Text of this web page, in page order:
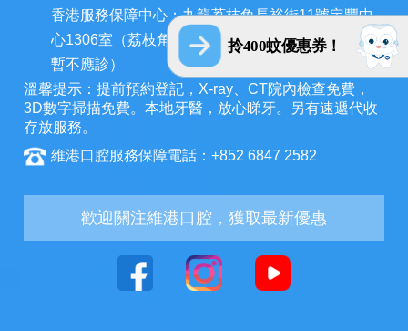
拎400蚊優惠券！
香港服務保障中心：九龍荔枝角長裕街11號定豐中
心1306室（荔枝角地鐵站A出口3分鐘，香港辦公室
暫不應診）
溫馨提示：提前預約登記，X-ray、CT院內檢查免費，
3D數字掃描免費。本地牙醫，放心睇牙。另有速遞代收
存放服務。
維港口腔服務保障電話：+852 6847 2582
歡迎關注維港口腔，獲取最新優惠